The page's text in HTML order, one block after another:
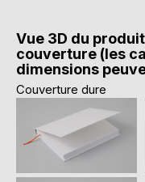
Vue 3D du
couverture (les
dimensions
Couverture dure